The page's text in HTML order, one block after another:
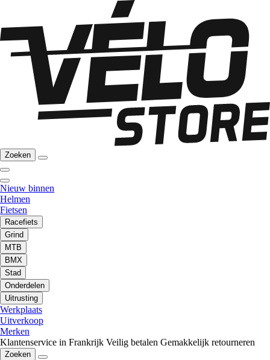
Zoeken
Nieuw binnen
Helmen
Fietsen
Racefiets
Grind
MTB
BMX
Stad
Onderdelen
Uitrusting
Werkplaats
Uitverkoop
Merken
Klantenservice in Frankrijk Veilig betalen Gemakkelijk retourneren
Zoeken